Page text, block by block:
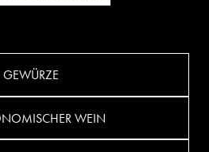
GEWÜRZE
WEIN